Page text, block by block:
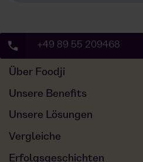
Mitarbeiterverpflegung
+49 89 55 209468
Über Foodji
Unser Angebot
Unser Essen
Nachhaltigkeit
Unsere Benefits
Full Service
Mitarbeiterzufriedenheit
Steuerfreier Essenszuschuss
Unsere Lösungen
Büro und Verwaltung
Produktion und Logistik
Vergleiche
Foodji vs. Kantine
Erfolgsgeschichten